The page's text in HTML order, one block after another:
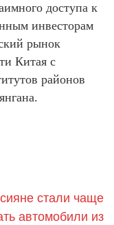
доступа к
инвесторам
рынок
Китая с
районов
стали чаще
автомобили из